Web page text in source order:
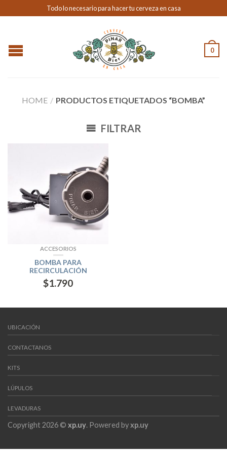
Todo lo necesario para hacer tu cerveza en casa
0
HOME / PRODUCTOS ETIQUETADOS “BOMBA”
FILTRAR
ACCESORIOS
BOMBA PARA
RECIRCULACIÓN
$1.790
UBICACIÓN
CONTACTANOS
KITS
LÚPULOS
LEVADURAS
Copyright 2026 © xp.uy. Powered byxp.uy